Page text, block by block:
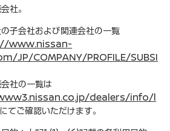
社。
子会社および関連会社の一覧
www.nissan-
JP/COMPANY/PROFILE/SUBSI
社の一覧は
dealers/info/l
にてご確認いただけます。